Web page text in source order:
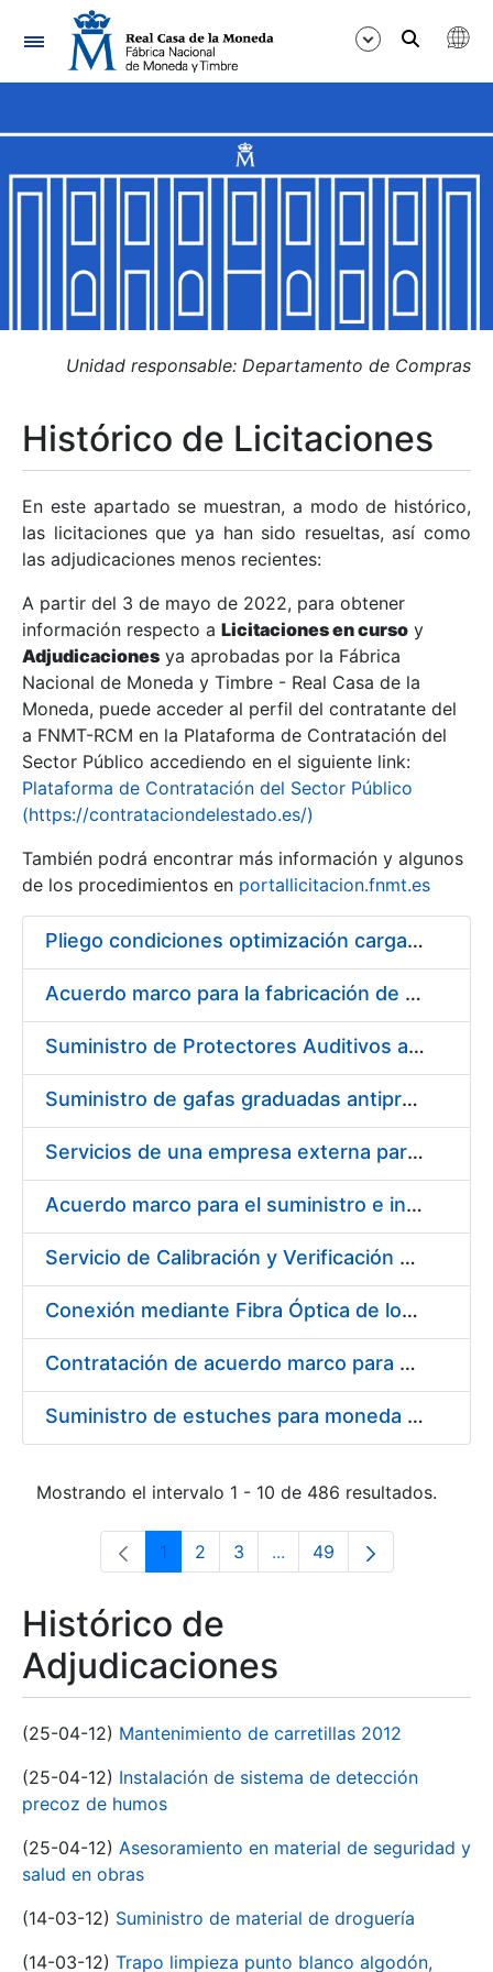
Navegación
Mostrar/Ocultar
Mostrar/Ocultar
Mostrar/Ocultar
Mostrar/Ocultar
Mostrar/Ocultar
Mostrar/Ocultar
Unidad responsable: Departamento de Compras
Histórico de Licitaciones
En este apartado se muestran, a modo de histórico,
las licitaciones que ya han sido resueltas, así como
las adjudicaciones menos recientes:
A partir del 3 de mayo de 2022, para obtener
información respecto a Licitaciones en curso y
Adjudicaciones ya aprobadas por la Fábrica
Nacional de Moneda y Timbre - Real Casa de la
Moneda, puede acceder al perfil del contratante del
a FNMT-RCM en la Plataforma de Contratación del
Sector Público accediendo en el siguiente link:
Plataforma de Contratación del Sector Público
(https://contrataciondelestado.es/)
También podrá encontrar más información y algunos
de los procedimientos en portallicitacion.fnmt.es
Pliego condiciones optimización cargas compras firmado
Acuerdo marco para la fabricación de piezas
Suministro de Protectores Auditivos a medida para las personas trabajadoras de los Centros de Trabajo de Madrid y Burgos
Suministro de gafas graduadas antiproyecciones para los trabajadores de la FNMT-RCM en los centros de trabajo de Madrid y Burgos
Servicios de una empresa externa para el asesoramiento y resolución de los recursos de alzada que se presentan relacionados con procesos de selección para la FNMT-RCM
Acuerdo marco para el suministro e instalación de persianas, estores y otros complementos
Servicio de Calibración y Verificación Externa de los Equipos de Medición del Servicio de Prevención de la FNMT-RCM
Conexión mediante Fibra Óptica de los Centros de Proceso de Datos (CPDs) de las sedes de la FNMT-RCM de Burgos y Madrid
Contratación de acuerdo marco para el Suministro de Material de Electricidad para la Fábrica Nacional de Moneda y Timbre-Real Casa de la Moneda en su centro de trabajo de Burgos
Suministro de estuches para moneda de 30 €
Mostrando el intervalo 1 - 10 de 486 resultados.
Página
1 Página
2 Página
3 ...Páginas intermedias Use
Página
49
Histórico de
Adjudicaciones
(25-04-12) Mantenimiento de carretillas 2012
(25-04-12) Instalación de sistema de detección
precoz de humos
(25-04-12) Asesoramiento en material de seguridad y
salud en obras
(14-03-12) Suministro de material de droguería
(14-03-12) Trapo limpieza punto blanco algodón,